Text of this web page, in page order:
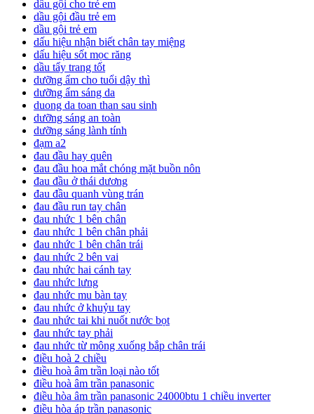
dầu gội cho trẻ em
dầu gội đầu trẻ em
dầu gội trẻ em
dấu hiệu nhận biết chân tay miệng
dấu hiệu sốt mọc răng
dầu tẩy trang tốt
dưỡng ẩm cho tuổi dậy thì
dưỡng ẩm sáng da
duong da toan than sau sinh
dưỡng sáng an toàn
dưỡng sáng lành tính
đạm a2
đau đầu hay quên
đau đầu hoa mắt chóng mặt buồn nôn
đau đầu ở thái dương
đau đầu quanh vùng trán
đau đầu run tay chân
đau nhức 1 bên chân
đau nhức 1 bên chân phải
đau nhức 1 bên chân trái
đau nhức 2 bên vai
đau nhức hai cánh tay
đau nhức lưng
đau nhức mu bàn tay
đau nhức ở khuỷu tay
đau nhức tai khi nuốt nước bọt
đau nhức tay phải
đau nhức từ mông xuống bắp chân trái
điều hoà 2 chiều
điều hoà âm trần loại nào tốt
điều hoà âm trần panasonic
điều hòa âm trần panasonic 24000btu 1 chiều inverter
điều hòa áp trần panasonic